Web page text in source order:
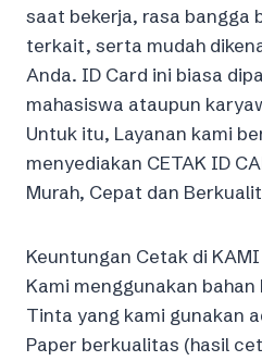
saat bekerja, rasa bangga
terkait, serta mudah
Anda. ID Card ini biasa
mahasiswa ataupun
Untuk itu, Layanan kami
menyediakan CETAK ID
Murah, Cepat dan
Keuntungan Cetak di KAMI
Kami menggunakan
Tinta yang kami gunakan
Paper berkualitas (hasil